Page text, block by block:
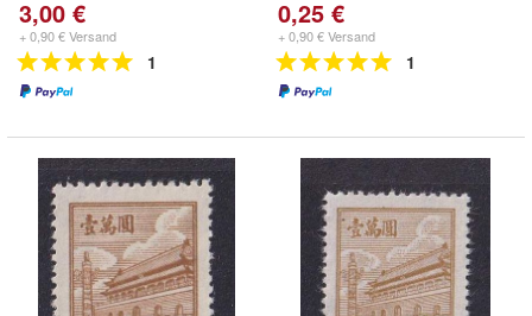
3,00 €
+ 0,90 € Versand
1
0,25 €
+ 0,90 € Versand
1